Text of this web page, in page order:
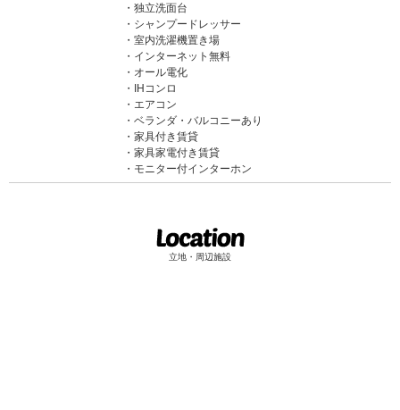
独立洗面台
シャンプードレッサー
室内洗濯機置き場
インターネット無料
オール電化
IHコンロ
エアコン
ベランダ・バルコニーあり
家具付き賃貸
家具家電付き賃貸
モニター付インターホン
立地・周辺施設